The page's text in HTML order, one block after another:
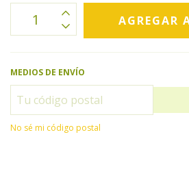
MEDIOS DE ENVÍO
No sé mi código postal